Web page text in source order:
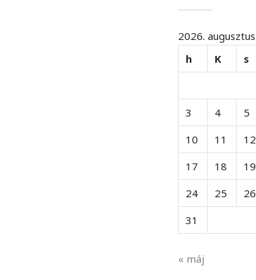
2026. augusztus
h
K s
3
4 5
10
11 12
17
18 19
24
25 26
31
« máj